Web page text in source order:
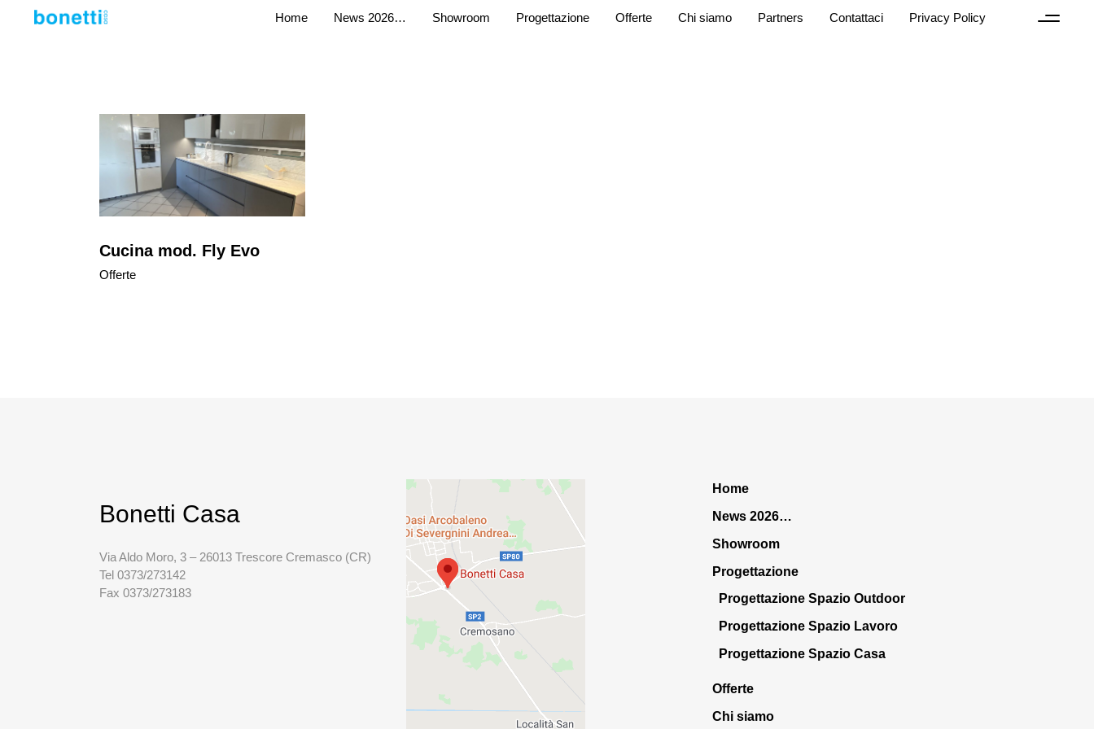
Home News 2026… Showroom Progettazione Offerte Chi siamo Partners Contattaci Privacy Policy
Cucina mod. Fly Evo
Offerte
Bonetti Casa
Via Aldo Moro, 3 – 26013 Trescore Cremasco (CR)
Tel 0373/273142
Fax 0373/273183
Home
News 2026…
Showroom
Progettazione
Progettazione Spazio Outdoor
Progettazione Spazio Lavoro
Progettazione Spazio Casa
Offerte
Chi siamo